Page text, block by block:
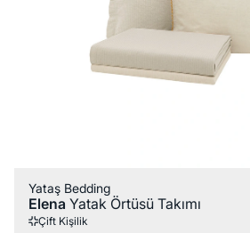
Yataş Bedding
Elena Yatak Örtüsü Takımı
Çift Kişilik